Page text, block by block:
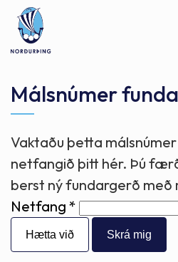
Leita
Málsnúmer
Vaktaðu þetta
netfangið þitt hér. Þú
berst ný fundargerð með
Netfang
Hætta við